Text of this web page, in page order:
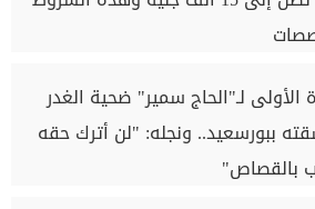
الأولى لـ"الحاج سمير" ضحية الغدر
ببورسعيد.. ونجله: "لن أترك حقه
بالقصاص"